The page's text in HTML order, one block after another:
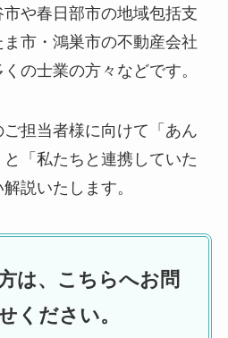
や春日部市の地域包括支
市・鴻巣市の不動産会社
の士業の方々などです。
担当者様に向けて「あん
「私たちと連携していた
説いたします。
は、こちらへお問
ください。